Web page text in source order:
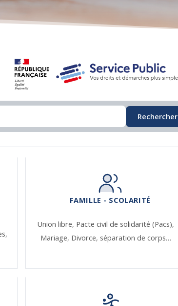
Rechercher
FAMILLE - SCOLARITÉ
Union libre, Pacte civil de solidarité (Pacs),
Mariage, Divorce, séparation de corps…